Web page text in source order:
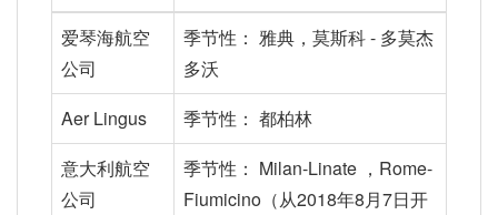
爱琴海航空
公司
季节性： 雅典，莫斯科 - 多莫杰
多沃
Aer Lingus
季节性： 都柏林
意大利航空
公司
季节性： Milan-Linate ，Rome-
Fiumicino（从2018年8月7日开